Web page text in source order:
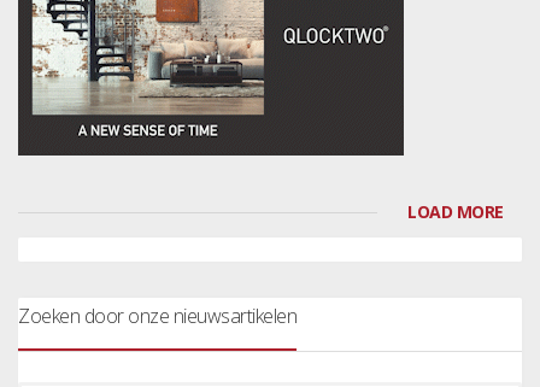
LOAD MORE
Zoeken door onze nieuwsartikelen